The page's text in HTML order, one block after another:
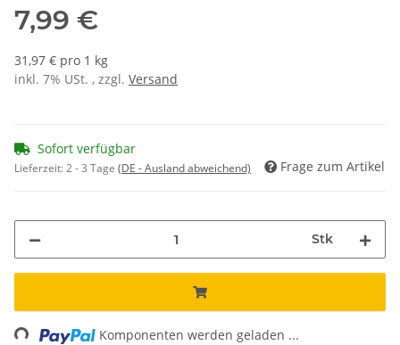
7,99 €
31,97 € pro 1 kg
inkl. 7% USt. , zzgl. Versand
Sofort verfügbar
Lieferzeit:2 - 3 Tage (DE - Ausland abweichend) Frage zum Artikel
Stk
Komponenten werden geladen ...